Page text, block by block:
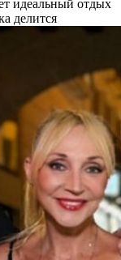
идеальный отдых
делится